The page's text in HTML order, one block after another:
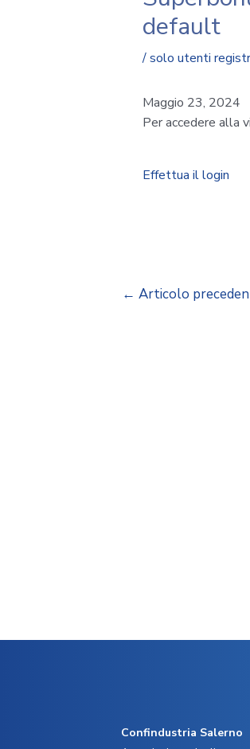
default
/solo utenti
Maggio 23, 2024
Per accedere alla
Effettua il login
← Articolo
Confindustria Salerno